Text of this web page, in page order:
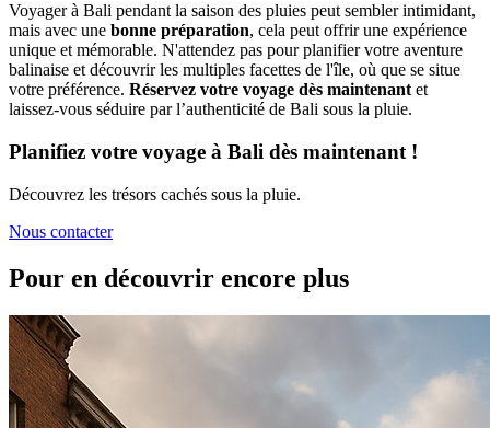
Voyager à Bali pendant la saison des pluies peut sembler intimidant,
mais avec une bonne préparation, cela peut offrir une expérience
unique et mémorable. N'attendez pas pour planifier votre aventure
balinaise et découvrir les multiples facettes de l'île, où que se situe
votre préférence. Réservez votre voyage dès maintenant et
laissez-vous séduire par l’authenticité de Bali sous la pluie.
Planifiez votre voyage à Bali dès maintenant !
Découvrez les trésors cachés sous la pluie.
Nous contacter
Pour en découvrir encore plus